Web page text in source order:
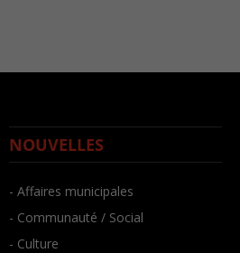
NOUVELLES
- Affaires municipales
- Communauté / Social
- Culture